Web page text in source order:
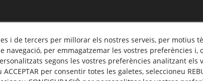
i de tercers per millorar els nostres serveis, per motius
navegació, per emmagatzemar les vostres preferències i,
segons les vostres preferències analitzant els
ACCEPTAR per consentir totes les galetes, seleccioneu